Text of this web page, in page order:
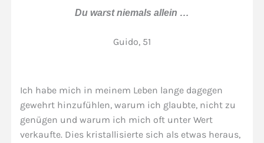
Du warst niemals allein …
Guido, 51
Ich habe mich in meinem Leben lange dagegen
gewehrt hinzufühlen, warum ich glaubte, nicht zu
genügen und warum ich mich oft unter Wert
verkaufte. Dies kristallisierte sich als etwas heraus,